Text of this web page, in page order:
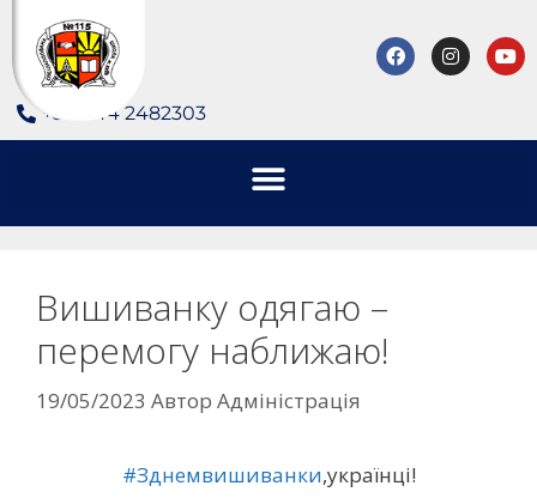
+380 44 2482303
Вишиванку одягаю –
перемогу наближаю!
19/05/2023 Автор Адміністрація
#Зднемвишиванки,українці!